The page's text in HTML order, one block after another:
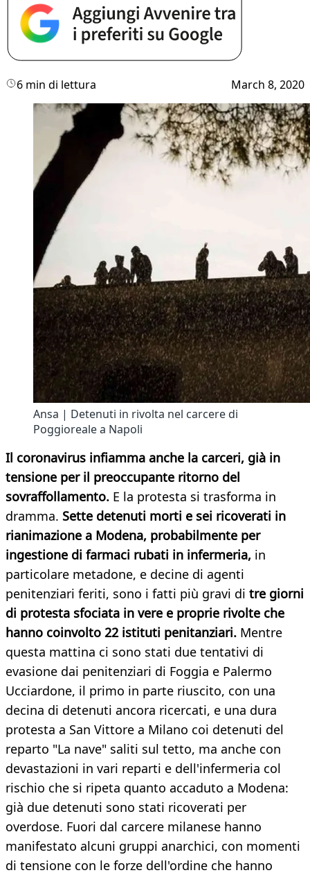
6 min di lettura March 8, 2020
Ansa | Detenuti in rivolta nel carcere di
Poggioreale a Napoli
Il coronavirus infiamma anche la carceri, già in
tensione per il preoccupante ritorno del
sovraffollamento. E la protesta si trasforma in
dramma. Sette detenuti morti e sei ricoverati in
rianimazione a Modena, probabilmente per
ingestione di farmaci rubati in infermeria, in
particolare metadone, e decine di agenti
penitenziari feriti, sono i fatti più gravi di tre giorni
di protesta sfociata in vere e proprie rivolte che
hanno coinvolto 22 istituti penitanziari. Mentre
questa mattina ci sono stati due tentativi di
evasione dai penitenziari di Foggia e Palermo
Ucciardone, il primo in parte riuscito, con una
decina di detenuti ancora ricercati, e una dura
protesta a San Vittore a Milano coi detenuti del
reparto "La nave" saliti sul tetto, ma anche con
devastazioni in vari reparti e dell'infermeria col
rischio che si ripeta quanto accaduto a Modena:
già due detenuti sono stati ricoverati per
overdose. Fuori dal carcere milanese hanno
manifestato alcuni gruppi anarchici, con momenti
di tensione con le forze dell'ordine che hanno